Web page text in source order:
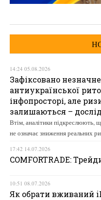
14:24 05.08.2026
Зафіксовано
антиукраїнської
інфопросторі, але
залишаються –
Втім, аналітики підкреслюють,
не означає зниження реальних
17:42 14.07.2026
COMFORTRADE:
10:51 08.07.2026
Як обрати вживаний